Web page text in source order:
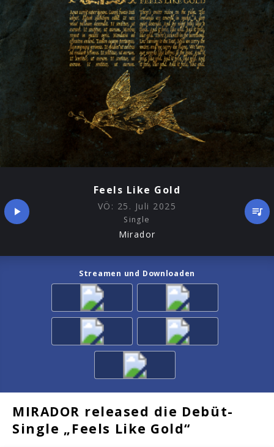
Feels Like Gold
VÖ: 25. Juli 2025
Single
Mirador
Streamen und Downloaden
MIRADOR released die Debüt-
Single „Feels Like Gold“